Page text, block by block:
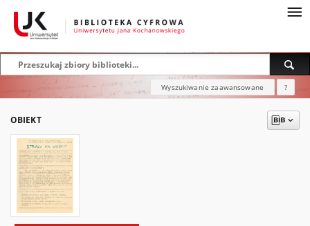
Wyszukiwanie zaawansowane ?
OBIEKT